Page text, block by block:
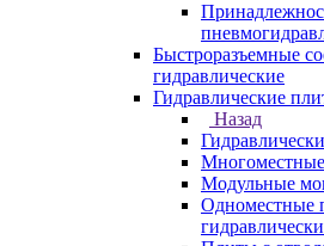
Быстроразъемные
гидравлические
Гидравлические
Назад
Модульные
Одноместные